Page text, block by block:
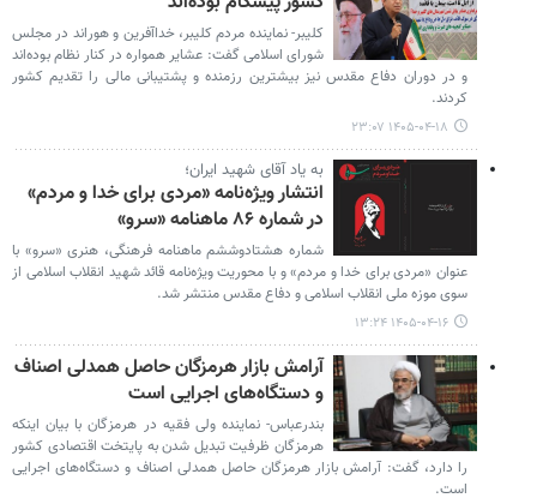
کلیبر- نماینده مردم کلیبر، خداآفرین و هوراند در مجلس
شورای اسلامی گفت: عشایر همواره در کنار نظام بوده‌اند
و در دوران دفاع مقدس نیز بیشترین رزمنده و پشتیبانی مالی را تقدیم کشور
کردند.
۱۴۰۵-۰۴-۱۸ ۲۳:۰۷
به یاد آقای شهید ایران؛
انتشار ویژه‌نامه «مردی برای خدا و مردم»
در شماره ۸۶ ماهنامه «سرو»
شماره هشتادوششم ماهنامه فرهنگی، هنری «سرو» با
عنوان «مردی برای خدا و مردم» و با محوریت ویژه‌نامه قائد شهید انقلاب اسلامی از
سوی موزه ملی انقلاب اسلامی و دفاع مقدس منتشر شد.
۱۴۰۵-۰۴-۱۶ ۱۳:۲۴
آرامش بازار هرمزگان حاصل همدلی اصناف
و دستگاه‌های اجرایی است
بندرعباس- نماینده ولی فقیه در هرمزگان با بیان اینکه
هرمزگان ظرفیت تبدیل شدن به پایتخت اقتصادی کشور
را دارد، گفت: آرامش بازار هرمزگان حاصل همدلی اصناف و دستگاه‌های اجرایی
است.